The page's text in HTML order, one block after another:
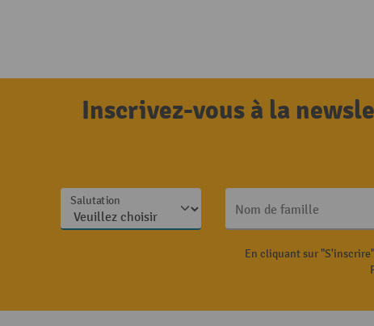
Inscrivez-vous à la
Salutation
Nom de famille
En cliquant sur